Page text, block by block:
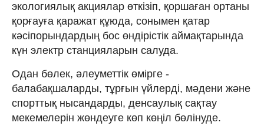
экологиялық акциялар өткізіп, қоршаған ортаны
қорғауға қаражат құюда, сонымен қатар
кәсіпорындардың бос өндірістік аймақтарында
күн электр станцияларын салуда.
Одан бөлек, әлеуметтік өмірге -
балабақшаларды, тұрғын үйлерді, мәдени және
спорттық нысандарды, денсаулық сақтау
мекемелерін жөндеуге көп көңіл бөлінуде.